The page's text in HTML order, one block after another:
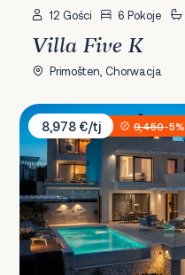
12 Gości 6 Pokoje
Villa Five K
Primošten, Chorwacja
Villa Sara i Konstanca
8,978 €/tj
9,450-5%